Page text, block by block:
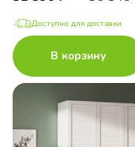
Доступно для доставки
В корзину